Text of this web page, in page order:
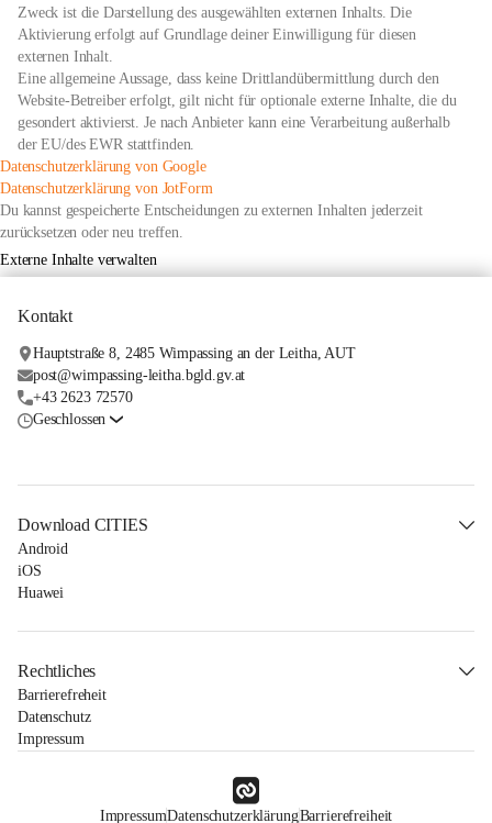
Zweck ist die Darstellung des ausgewählten externen Inhalts. Die
Aktivierung erfolgt auf Grundlage deiner Einwilligung für diesen
externen Inhalt.
Eine allgemeine Aussage, dass keine Drittlandübermittlung durch den
Website-Betreiber erfolgt, gilt nicht für optionale externe Inhalte, die du
gesondert aktivierst. Je nach Anbieter kann eine Verarbeitung außerhalb
der EU/des EWR stattfinden.
Datenschutzerklärung von Googleöffnet
in
neuem
Datenschutzerklärung von JotFormöffnet
in
Du kannst gespeicherte Entscheidungen zu externen Inhalten jederzeit
zurücksetzen oder neu treffen.
Externe Inhalte verwalten
Kontakt
Hauptstraße 8, 2485 Wimpassing an der Leitha, AUT
post@wimpassing-leitha.bgld.gv.at
+43 2623 72570
Geschlossen
Download CITIES
Android
iOS
Huawei
Rechtliches
Barrierefreheit
Datenschutz
Impressum
ImpressumDatenschutzerklärungBarrierefreiheit